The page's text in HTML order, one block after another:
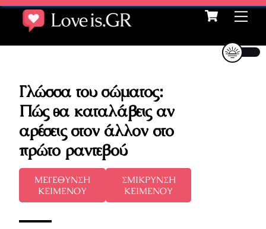
Skip
content
Cart
Γλώσσα του σώματος:
Πώς θα καταλάβεις αν
αρέσεις στον άλλον στο
πρώτο ραντεβού
ΜΕΓΕΘΥΝΣΗ
ΚΕΙΜΕΝΟΥ
ΣΜΙΚΡΥΝΣΗ
ΚΕΙΜΕΝΟΥ